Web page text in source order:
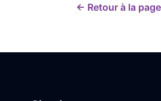
← Retour à la page